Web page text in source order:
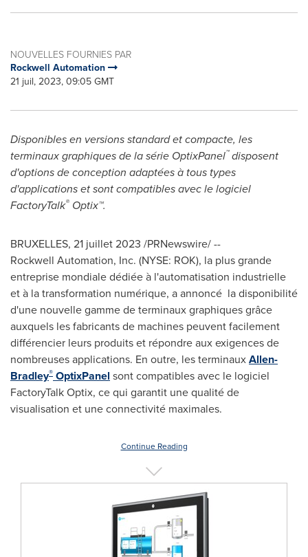
NOUVELLES FOURNIES PAR
Rockwell Automation
21 juil, 2023, 09:05 GMT
Disponibles en versions standard et compacte, les
terminaux graphiques de la série OptixPanel™disposent
d'options de conception adaptées à tous types
d'applications et sont compatibles avec le logiciel
FactoryTalk® Optix™.
BRUXELLES, 21 juillet 2023 /PRNewswire/ --
Rockwell Automation, Inc. (NYSE: ROK), la plus grande
entreprise mondiale dédiée à l'automatisation industrielle
et à la transformation numérique, a annoncé la disponibilité
d'une nouvelle gamme de terminaux graphiques grâce
auxquels les fabricants de machines peuvent facilement
différencier leurs produits et répondre aux exigences de
nombreuses applications. En outre, les terminauxAllen-
Bradley® OptixPanel sont compatibles avec le logiciel
FactoryTalk Optix, ce qui garantit une qualité de
visualisation et une connectivité maximales.
Continue Reading